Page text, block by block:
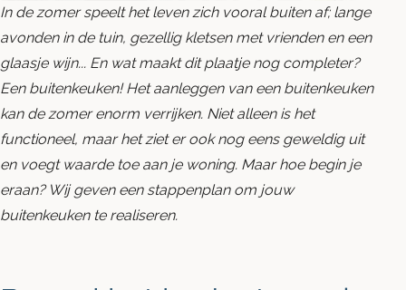
In de zomer speelt het leven zich vooral buiten af; lange
avonden in de tuin, gezellig kletsen met vrienden en een
glaasje wijn... En wat maakt dit plaatje nog completer?
Een buitenkeuken! Het aanleggen van een buitenkeuken
kan de zomer enorm verrijken. Niet alleen is het
functioneel, maar het ziet er ook nog eens geweldig uit
en voegt waarde toe aan je woning. Maar hoe begin je
eraan? Wij geven een stappenplan om jouw
buitenkeuken te realiseren.